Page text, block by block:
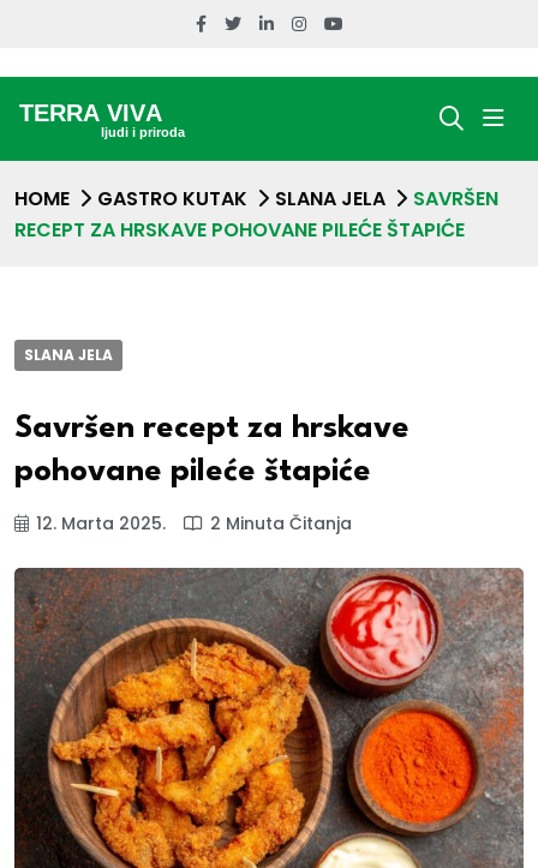
HOME GASTRO KUTAK SLANA JELA
SAVRŠEN
RECEPT ZA HRSKAVE POHOVANE PILEĆE ŠTAPIĆE
SLANA JELA
Savršen recept za hrskave
pohovane pileće štapiće
12. Marta 2025. 2 Minuta Čitanja